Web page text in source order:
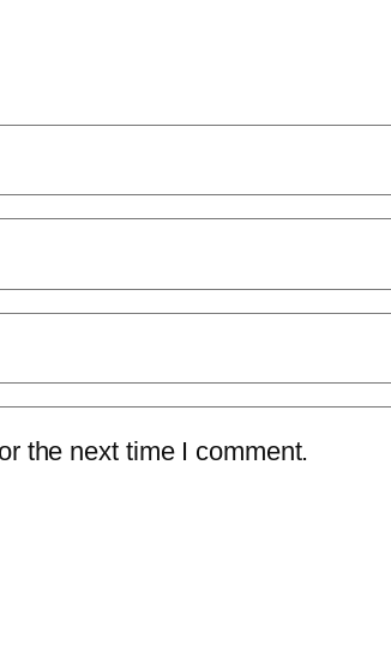
the next time I comment.